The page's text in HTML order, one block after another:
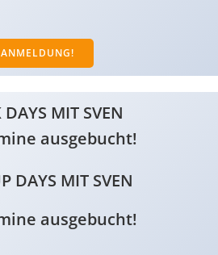
ANMELDUNG!
DAYS MIT SVEN
ausgebucht!
DAYS MIT SVEN
ausgebucht!